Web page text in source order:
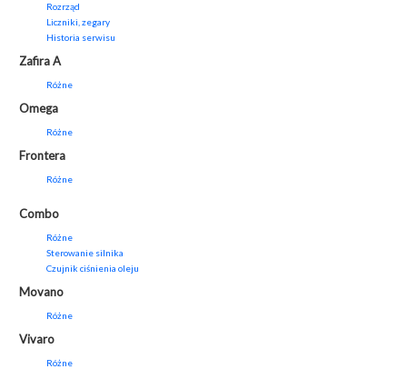
Rozrząd
Liczniki, zegary
Historia serwisu
Zafira A
Różne
Omega
Różne
Frontera
Różne
Combo
Różne
Sterowanie silnika
Czujnik ciśnienia oleju
Movano
Różne
Vivaro
Różne